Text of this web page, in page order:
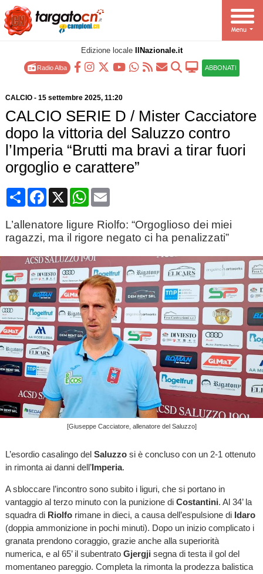
Edizione locale IlNazionale.it
Radio Alba ABBONATI
CALCIO- 15 settembre 2025, 11:20
CALCIO SERIE D / Mister Cacciatore
dopo la vittoria del Saluzzo contro
l’Imperia “Brutti ma bravi a tirar fuori
orgoglio e carattere”
CondividiFacebook
X WhatsApp
Email
L’allenatore ligure Riolfo: “Orgoglioso dei miei
ragazzi, ma il rigore negato ci ha penalizzati”
[Giuseppe Cacciatore, allenatore del Saluzzo]
L’esordio casalingo del Saluzzosi è concluso con un 2-1 ottenuto
in rimonta ai danni dell’Imperia.
A sbloccare l’incontro sono subito i liguri, che si portano in
vantaggio al terzo minuto con la punizione di Costantini. Al 34’ la
squadra di Riolforimane in dieci, a causa dell’espulsione di Idaro
(doppia ammonizione in pochi minuti). Dopo un inizio complicato i
granata prendono coraggio, grazie anche alla superiorità
numerica, e al 65’ il subentrato Gjergji segna di testa il gol del
momentaneo pareggio. Completa la rimonta la prodezza balistica